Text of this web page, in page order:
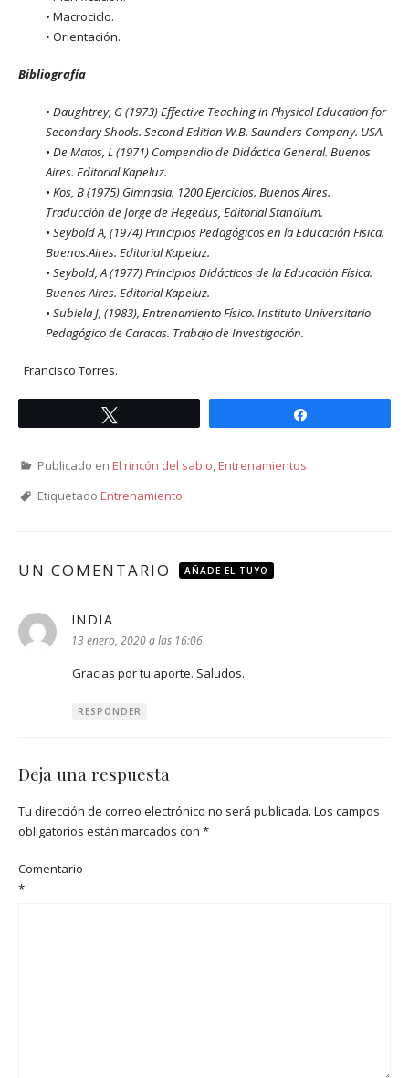
• Macrociclo.
• Orientación.
Bibliografía
• Daughtrey, G (1973) Effective Teaching in Physical Education for
Secondary Shools. Second Edition W.B. Saunders Company. USA.
• De Matos, L (1971) Compendio de Didáctica General. Buenos
Aires. Editorial Kapeluz.
• Kos, B (1975) Gimnasia. 1200 Ejercicios. Buenos Aires.
Traducción de Jorge de Hegedus, Editorial Standium.
• Seybold A, (1974) Principios Pedagógicos en la Educación Física.
Buenos.Aires. Editorial Kapeluz.
• Seybold, A (1977) Principios Didácticos de la Educación Física.
Buenos Aires. Editorial Kapeluz.
• Subiela J, (1983), Entrenamiento Físico. Instituto Universitario
Pedagógico de Caracas. Trabajo de Investigación.
Francisco Torres.
Publicado en El rincón del sabio Entrenamientos
Etiquetado Entrenamiento
UN COMENTARIO AÑADE EL TUYO
INDIA
13 enero, 2020 a las 16:06
Gracias por tu aporte. Saludos.
RESPONDER
Deja una respuesta
Tu dirección de correo electrónico no será publicada. Los campos
obligatorios están marcados con *
Comentario
*